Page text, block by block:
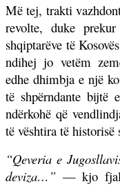
Më tej, trakti
revolte, duke
shqiptarëve të
ndihej jo vetëm
edhe dhimbja e një
të shpërndante bijtë
ndërkohë që
të vështira të historisë
“Qeveria e
deviza…” — kjo fjali